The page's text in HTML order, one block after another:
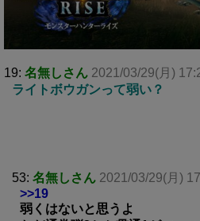
19: 名無しさん 2021/03/29(月)
ライトボウガンって弱い？
53: 名無しさん 2021/03/29(月)
>>19
弱くはないと思うよ